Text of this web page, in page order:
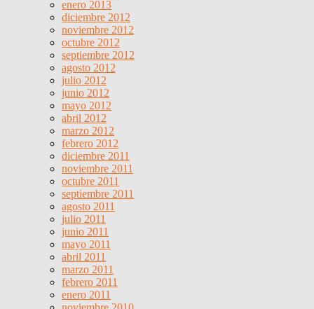
enero 2013
diciembre 2012
noviembre 2012
octubre 2012
septiembre 2012
agosto 2012
julio 2012
junio 2012
mayo 2012
abril 2012
marzo 2012
febrero 2012
diciembre 2011
noviembre 2011
octubre 2011
septiembre 2011
agosto 2011
julio 2011
junio 2011
mayo 2011
abril 2011
marzo 2011
febrero 2011
enero 2011